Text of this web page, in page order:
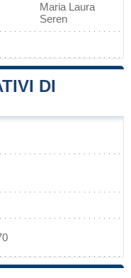
Maria Laura
Seren
DI